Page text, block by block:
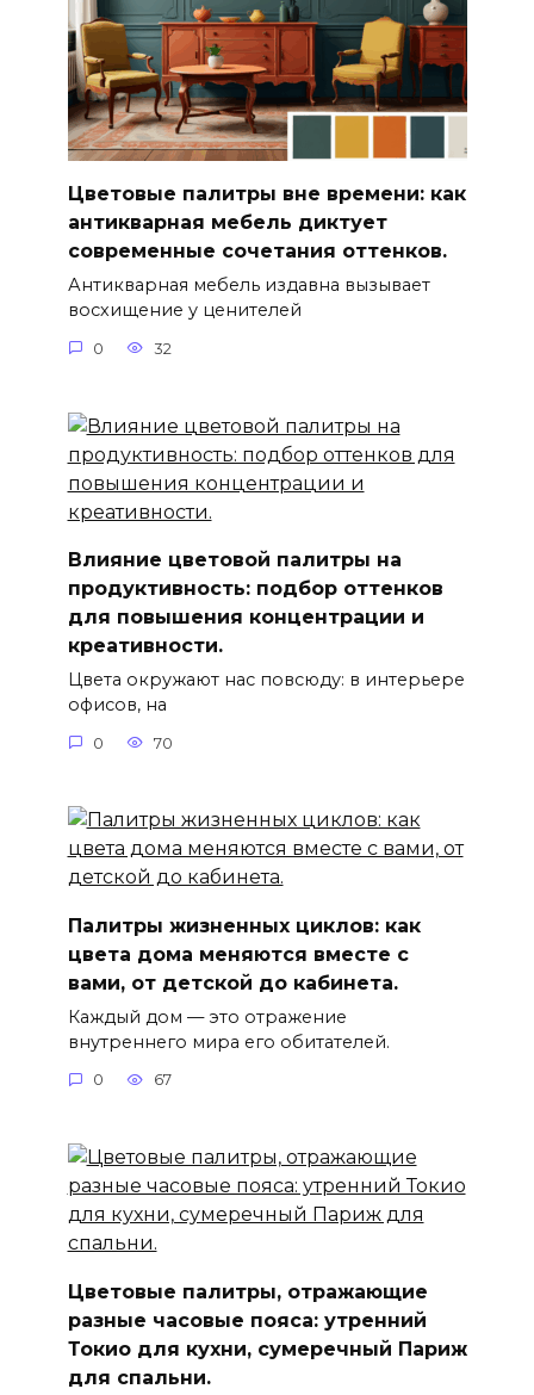
Цветовые палитры вне времени: как
антикварная мебель диктует
современные сочетания оттенков.
Антикварная мебель издавна вызывает
восхищение у ценителей
0 32
Влияние цветовой палитры на
продуктивность: подбор оттенков
для повышения концентрации и
креативности.
Цвета окружают нас повсюду: в интерьере
офисов, на
0 70
Палитры жизненных циклов: как
цвета дома меняются вместе с
вами, от детской до кабинета.
Каждый дом — это отражение
внутреннего мира его обитателей.
0 67
Цветовые палитры, отражающие
разные часовые пояса: утренний
Токио для кухни, сумеречный Париж
для спальни.